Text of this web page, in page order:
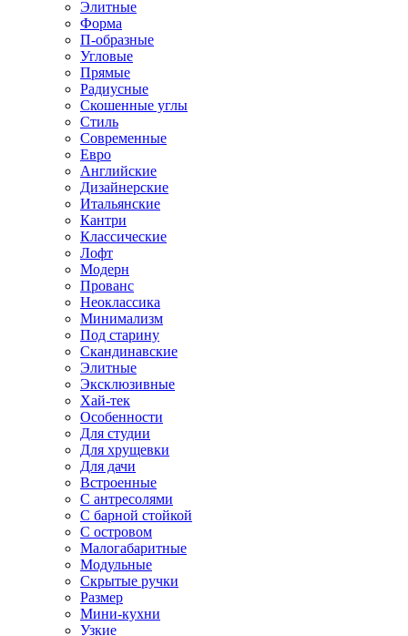
Элитные
Форма
П-образные
Угловые
Прямые
Радиусные
Скошенные углы
Стиль
Современные
Евро
Английские
Дизайнерские
Итальянские
Кантри
Классические
Лофт
Модерн
Прованс
Неоклассика
Минимализм
Под старину
Скандинавские
Элитные
Эксклюзивные
Хай-тек
Особенности
Для студии
Для хрущевки
Для дачи
Встроенные
С антресолями
С барной стойкой
С островом
Малогабаритные
Модульные
Скрытые ручки
Размер
Мини-кухни
Узкие